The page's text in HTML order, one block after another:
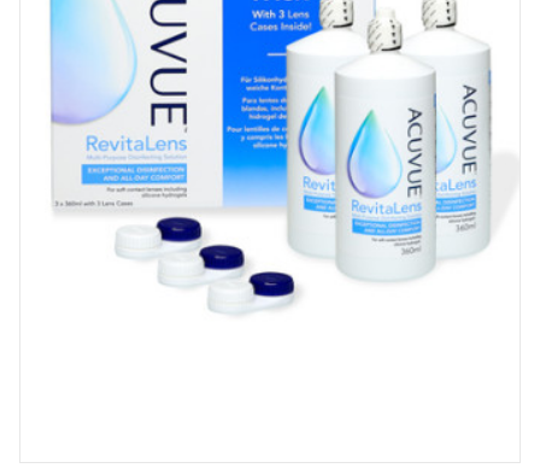
Spray désinfectant lunettes
Désinfection UV/UVC (LED,
rayonnement)